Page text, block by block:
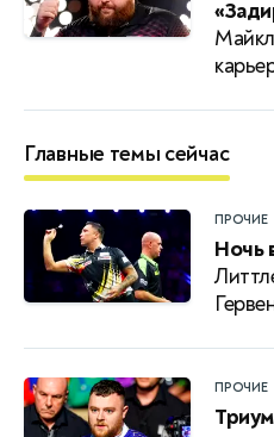
Главные темы сейчас
ПРОЧИЕ
Ночь
ПРОЧИЕ